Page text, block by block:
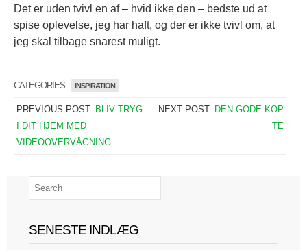
Det er uden tvivl en af – hvid ikke den – bedste ud at
spise oplevelse, jeg har haft, og der er ikke tvivl om, at
jeg skal tilbage snarest muligt.
CATEGORIES: INSPIRATION
PREVIOUS POST: BLIV TRYG
I DIT HJEM MED
VIDEOOVERVÅGNING
NEXT POST: DEN GODE KOP
TE
SENESTE INDLÆG